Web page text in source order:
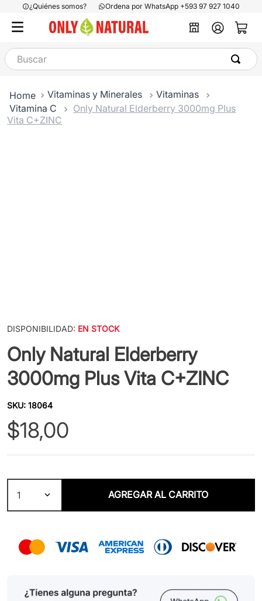
¿Quiénes somos? Ordena por WhatsApp +593 97 927 1040
Buscar
Vitaminas y Minerales
Vitaminas
Vitamina C
Only Natural Elderberry 3000mg Plus
Vita C+ZINC
DISPONIBILIDAD: EN STOCK
Only Natural Elderberry
3000mg Plus Vita C+ZINC
SKU:18064
$18,00
1 AGREGAR AL CARRITO